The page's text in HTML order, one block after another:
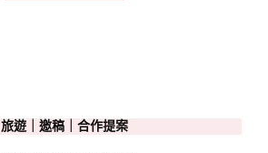
旅遊｜邀稿｜合作提案